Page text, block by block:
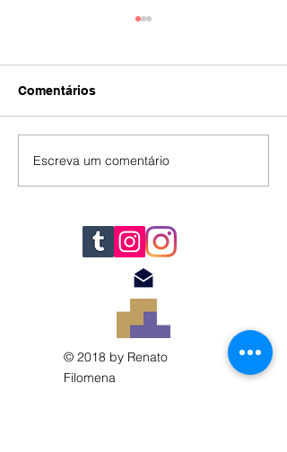
IA
Comentários
Escreva um comentário
© 2018 by Renato
Filomena